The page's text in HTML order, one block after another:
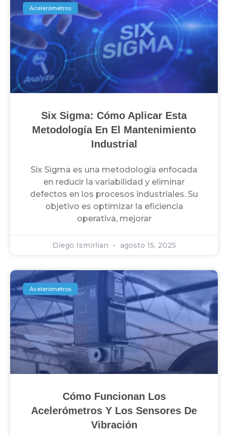
Acelerómetros
Six Sigma: Cómo Aplicar Esta
Metodología En El Mantenimiento
Industrial
Six Sigma es una metodología enfocada
en reducir la variabilidad y eliminar
defectos en los procesos industriales. Su
objetivo es optimizar la eficiencia
operativa, mejorar
Diego Ismirlian agosto 15, 2025
Acelerómetros
Cómo Funcionan Los
Acelerómetros Y Los Sensores De
Vibración